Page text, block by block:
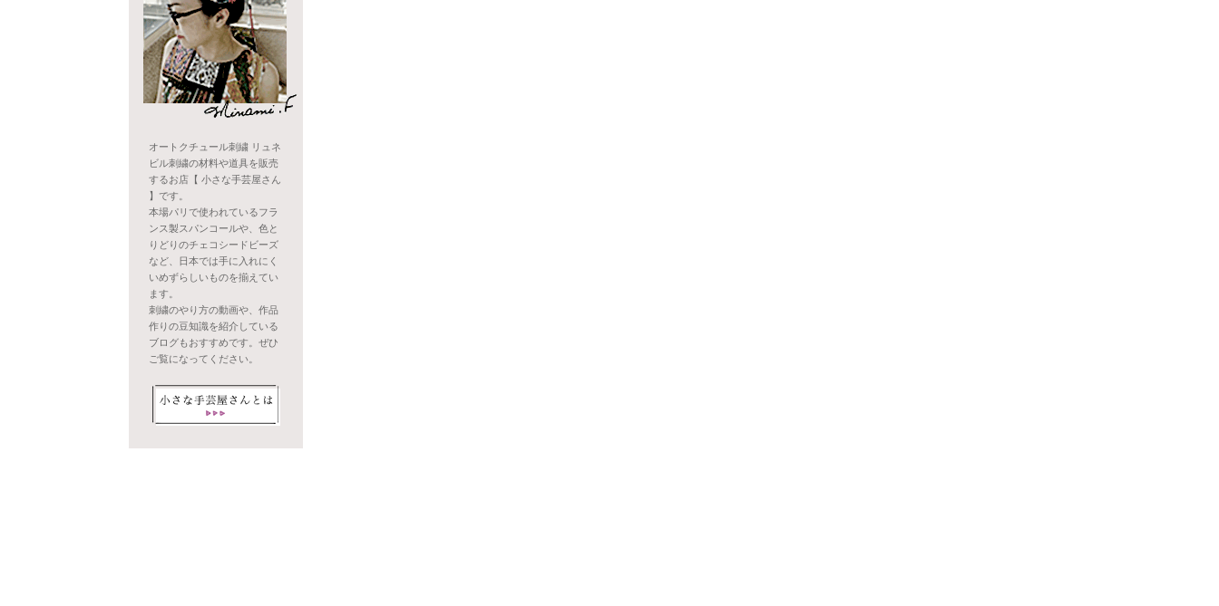
オートクチュール刺繍 リュネ
ビル刺繍の材料や道具を販売
するお店【 小さな手芸屋さん
】です。
本場パリで使われているフラ
ンス製スパンコールや、色と
りどりのチェコシードビーズ
など、日本では手に入れにく
いめずらしいものを揃えてい
ます。
刺繍のやり方の動画や、作品
作りの豆知識を紹介している
ブログもおすすめです。ぜひ
ご覧になってください。